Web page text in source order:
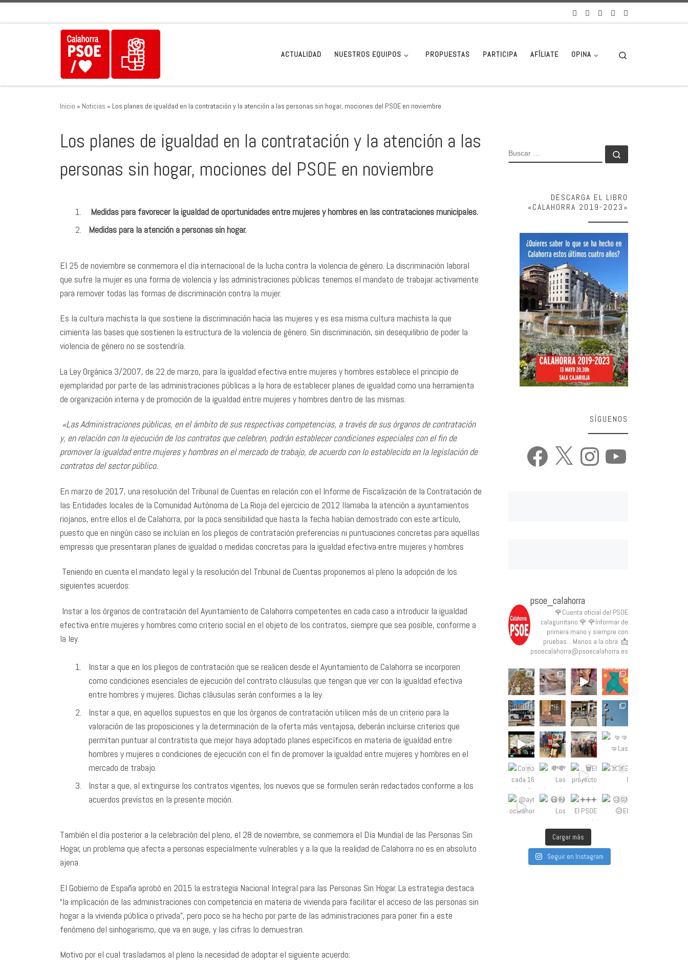
ACTUALIDAD NUESTROS EQUIPOS PROPUESTAS PARTICIPA AFÍLIATE OPINA
Inicio » Noticias » Los planes de igualdad en la contratación y la atención a las personas sin hogar, mociones del PSOE en noviembre
Los planes de igualdad en la contratación y la atención a las
personas sin hogar, mociones del PSOE en noviembre
Medidas para favorecer la igualdad de oportunidades entre mujeres y hombres en las contrataciones municipales.
Medidas para la atención a personas sin hogar.
El 25 de noviembre se conmemora el día internacional de la lucha contra la violencia de género. La discriminación laboral
que sufre la mujer es una forma de violencia y las administraciones públicas tenemos el mandato de trabajar activamente
para remover todas las formas de discriminación contra la mujer.
Es la cultura machista la que sostiene la discriminación hacia las mujeres y es esa misma cultura machista la que
cimienta las bases que sostienen la estructura de la violencia de género. Sin discriminación, sin desequilibrio de poder la
violencia de género no se sostendría.
La Ley Orgánica 3/2007, de 22 de marzo, para la igualdad efectiva entre mujeres y hombres establece el principio de
ejemplaridad por parte de las administraciones públicas a la hora de establecer planes de igualdad como una herramienta
de organización interna y de promoción de la igualdad entre mujeres y hombres dentro de las mismas.
«Las Administraciones públicas, en el ámbito de sus respectivas competencias, a través de sus órganos de contratación
y, en relación con la ejecución de los contratos que celebren, podrán establecer condiciones especiales con el fin de
promover la igualdad entre mujeres y hombres en el mercado de trabajo, de acuerdo con lo establecido en la legislación de
contratos del sector público.
En marzo de 2017, una resolución del Tribunal de Cuentas en relación con el Informe de Fiscalización de la Contratación de
las Entidades locales de la Comunidad Autónoma de La Rioja del ejercicio de 2012 llamaba la atención a ayuntamientos
riojanos, entre ellos el de Calahorra, por la poca sensibilidad que hasta la fecha habían demostrado con este artículo,
puesto que en ningún caso se incluían en los pliegos de contratación preferencias ni puntuaciones concretas para aquellas
empresas que presentaran planes de igualdad o medidas concretas para la igualdad efectiva entre mujeres y hombres
Teniendo en cuenta el mandato legal y la resolución del Tribunal de Cuentas proponemos al pleno la adopción de los
siguientes acuerdos:
Instar a los órganos de contratación del Ayuntamiento de Calahorra competentes en cada caso a introducir la igualdad
efectiva entre mujeres y hombres como criterio social en el objeto de los contratos, siempre que sea posible, conforme a
la ley.
Instar a que en los pliegos de contratación que se realicen desde el Ayuntamiento de Calahorra se incorporen
como condiciones esenciales de ejecución del contrato cláusulas que tengan que ver con la igualdad efectiva
entre hombres y mujeres. Dichas cláusulas serán conformes a la ley.
Instar a que, en aquellos supuestos en que los órganos de contratación utilicen más de un criterio para la
valoración de las proposiciones y la determinación de la oferta más ventajosa, deberán incluirse criterios que
permitan puntuar al contratista que mejor haya adoptado planes específicos en materia de igualdad entre
hombres y mujeres o condiciones de ejecución con el fin de promover la igualdad entre mujeres y hombres en el
mercado de trabajo.
Instar a que, al extinguirse los contratos vigentes, los nuevos que se formulen serán redactados conforme a los
acuerdos previstos en la presente moción.
También el día posterior a la celebración del pleno, el 28 de noviembre, se conmemora el Día Mundial de las Personas Sin
Hogar, un problema que afecta a personas especialmente vulnerables y a la que la realidad de Calahorra no es en absoluto
ajena.
El Gobierno de España aprobó en 2015 la estrategia Nacional Integral para las Personas Sin Hogar. La estrategia destaca
“la implicación de las administraciones con competencia en materia de vivienda para facilitar el acceso de las personas sin
hogar a la vivienda pública o privada”, pero poco se ha hecho por parte de las administraciones para poner fin a este
fenómeno del sinhogarismo, que va en auge, y las cifras lo demuestran.
Motivo por el cual trasladamos al pleno la necesidad de adoptar el siguiente acuerdo:
BUSCAR
DESCARGA EL LIBRO
«CALAHORRA 2019-2023»
SÍGUENOS
Facebook Instagram YouTube
psoe_calahorra
🌹Cuenta oficial del PSOE
calagurritano 🌹 🌹Informar de
primera mano y siempre con
pruebas... Manos a la obra. 📩
psoecalahorra@psoecalahorra.es
Cargar más
Seguir en Instagram